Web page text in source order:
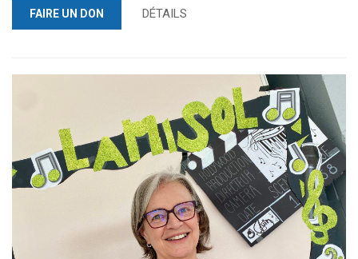
FAIRE UN DON DÉTAILS